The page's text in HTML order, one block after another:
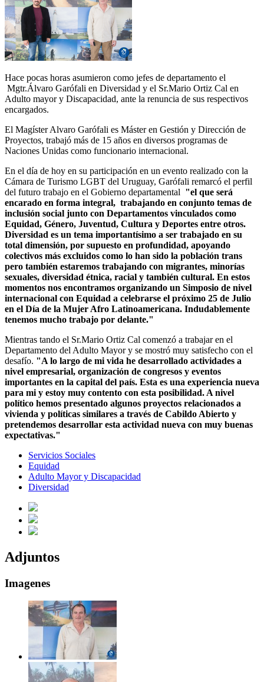
Hace pocas horas asumieron como jefes de departamento el
Mgtr.Álvaro Garófali en Diversidad y el Sr.Mario Ortiz Cal en
Adulto mayor y Discapacidad, ante la renuncia de sus respectivos
encargados.
El Magíster Alvaro Garófali es Máster en Gestión y Dirección de
Proyectos, trabajó más de 15 años en diversos programas de
Naciones Unidas como funcionario internacional.
En el día de hoy en su participación en un evento realizado con la
Cámara de Turismo LGBT del Uruguay, Garófali remarcó el perfil
del futuro trabajo en el Gobierno departamental "el que será
encarado en forma integral, trabajando en conjunto temas de
inclusión social junto con Departamentos vinculados como
Equidad, Género, Juventud, Cultura y Deportes entre otros.
Diversidad es un tema importantísimo a ser trabajado en su
total dimensión, por supuesto en profundidad, apoyando
colectivos más excluidos como lo han sido la población trans
pero también estaremos trabajando con migrantes, minorías
sexuales, diversidad étnica, racial y también cultural. En estos
momentos nos encontramos organizando un Simposio de nivel
internacional con Equidad a celebrarse el próximo 25 de Julio
en el Día de la Mujer Afro Latinoamericana. Indudablemente
tenemos mucho trabajo por delante."
Mientras tando el Sr.Mario Ortiz Cal comenzó a trabajar en el
Departamento del Adulto Mayor y se mostró muy satisfecho con el
desafío. "A lo largo de mi vida he desarrollado actividades a
nivel empresarial, organización de congresos y eventos
importantes en la capital del país. Esta es una experiencia nueva
para mi y estoy muy contento con esta posibilidad. A nivel
político hemos presentado algunos proyectos relacionados a
vivienda y políticas similares a través de Cabildo Abierto y
pretendemos desarrollar esta actividad nueva con muy buenas
expectativas."
Servicios Sociales
Equidad
Adulto Mayor y Discapacidad
Diversidad
Adjuntos
Imagenes